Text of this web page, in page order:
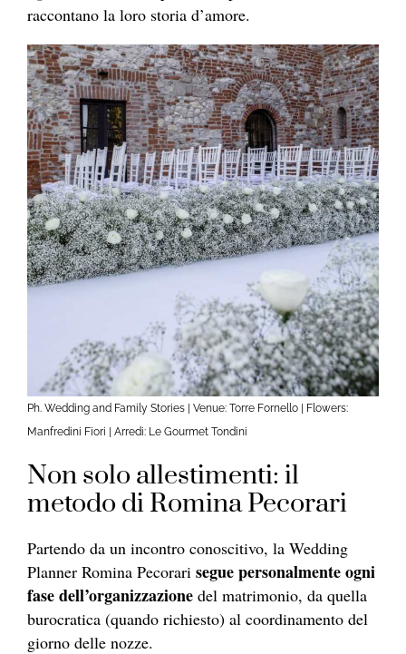
raccontano la loro storia d’amore.
Ph. Wedding and Family Stories | Venue: Torre Fornello | Flowers:
Manfredini Fiori | Arredi: Le Gourmet Tondini
Non solo allestimenti: il
metodo di Romina Pecorari
Partendo da un incontro conoscitivo, la Wedding
Planner Romina Pecorari segue personalmente ogni
fase dell’organizzazione del matrimonio, da quella
burocratica (quando richiesto) al coordinamento del
giorno delle nozze.